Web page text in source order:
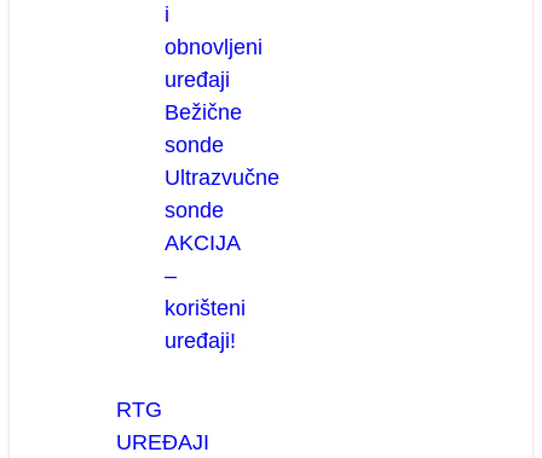
i
obnovljeni
uređaji
Bežične
sonde
Ultrazvučne
sonde
AKCIJA
–
korišteni
uređaji!
RTG
UREĐAJI